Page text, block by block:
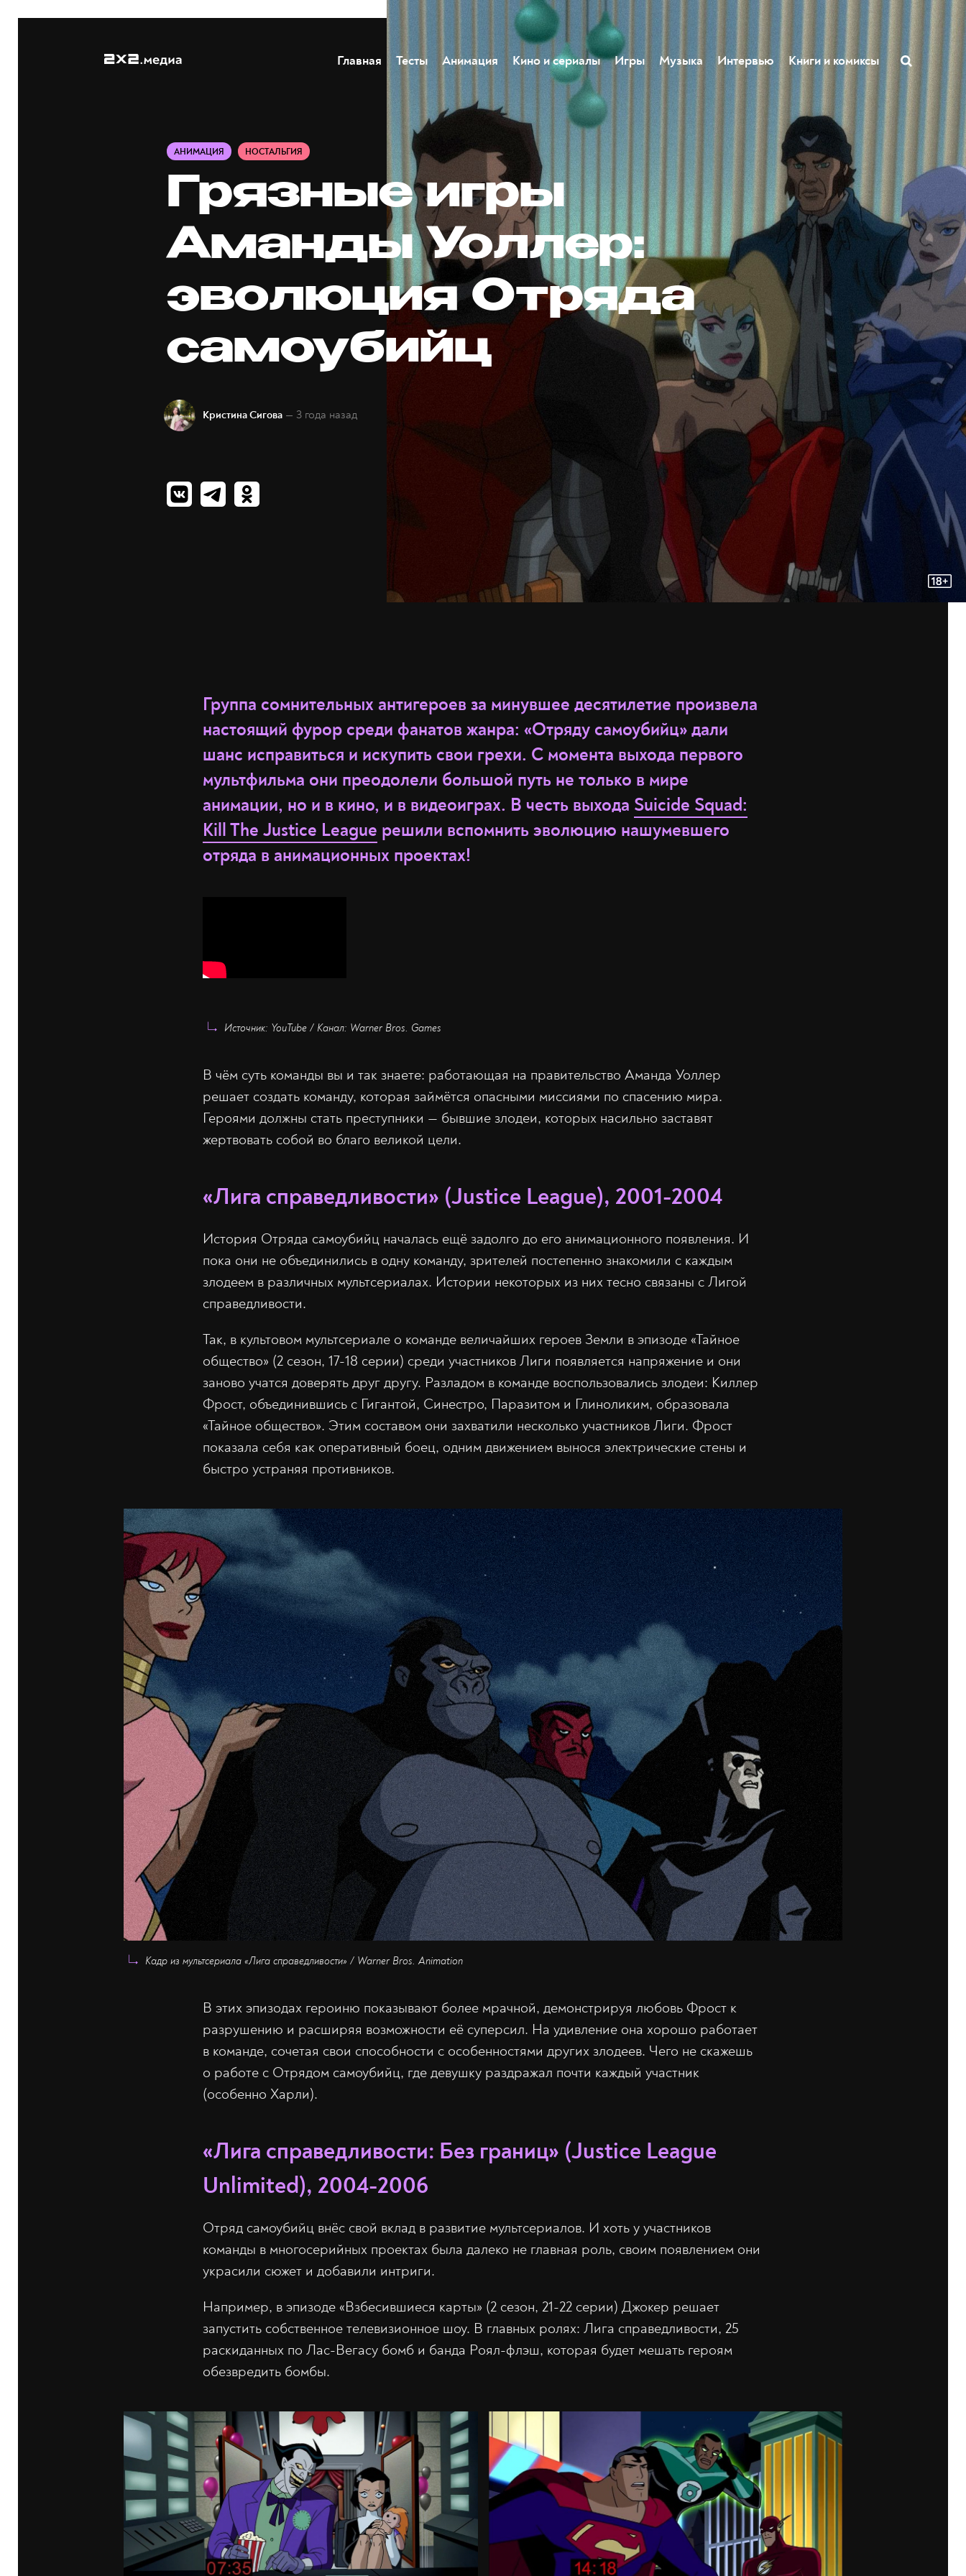
Главная Тесты Анимация Кино и сериалы Игры Музыка Интервью Книги и комиксы
АНИМАЦИЯ НОСТАЛЬГИЯ
Грязные игры
Аманды Уоллер:
эволюция Отряда
самоубийц
Кристина Сигова — 3 года назад
Группа сомнительных антигероев за минувшее десятилетие произвела
настоящий фурор среди фанатов жанра: «Отряду самоубийц» дали
шанс исправиться и искупить свои грехи. С момента выхода первого
мультфильма они преодолели большой путь не только в мире
анимации, но и в кино, и в видеоиграх. В честь выхода Suicide Squad:
Kill The Justice League решили вспомнить эволюцию нашумевшего
отряда в анимационных проектах!
Источник: YouTube / Канал: Warner Bros. Games
В чём суть команды вы и так знаете: работающая на правительство Аманда Уоллер
решает создать команду, которая займётся опасными миссиями по спасению мира.
Героями должны стать преступники — бывшие злодеи, которых насильно заставят
жертвовать собой во благо великой цели.
«Лига справедливости» (Justice League), 2001-2004
История Отряда самоубийц началась ещё задолго до его анимационного появления. И
пока они не объединились в одну команду, зрителей постепенно знакомили с каждым
злодеем в различных мультсериалах. Истории некоторых из них тесно связаны с Лигой
справедливости.
Так, в культовом мультсериале о команде величайших героев Земли в эпизоде «Тайное
общество» (2 сезон, 17-18 серии) среди участников Лиги появляется напряжение и они
заново учатся доверять друг другу. Разладом в команде воспользовались злодеи: Киллер
Фрост, объединившись с Гигантой, Синестро, Паразитом и Глиноликим, образовала
«Тайное общество». Этим составом они захватили несколько участников Лиги. Фрост
показала себя как оперативный боец, одним движением вынося электрические стены и
быстро устраняя противников.
Кадр из мультсериала «Лига справедливости» / Warner Bros. Animation
В этих эпизодах героиню показывают более мрачной, демонстрируя любовь Фрост к
разрушению и расширяя возможности её суперсил. На удивление она хорошо работает
в команде, сочетая свои способности с особенностями других злодеев. Чего не скажешь
о работе с Отрядом самоубийц, где девушку раздражал почти каждый участник
(особенно Харли).
«Лига справедливости: Без границ» (Justice League
Unlimited), 2004-2006
Отряд самоубийц внёс свой вклад в развитие мультсериалов. И хоть у участников
команды в многосерийных проектах была далеко не главная роль, своим появлением они
украсили сюжет и добавили интриги.
Например, в эпизоде «Взбесившиеся карты» (2 сезон, 21-22 серии) Джокер решает
запустить собственное телевизионное шоу. В главных ролях: Лига справедливости, 25
раскиданных по Лас-Вегасу бомб и банда Роял-флэш, которая будет мешать героям
обезвредить бомбы.